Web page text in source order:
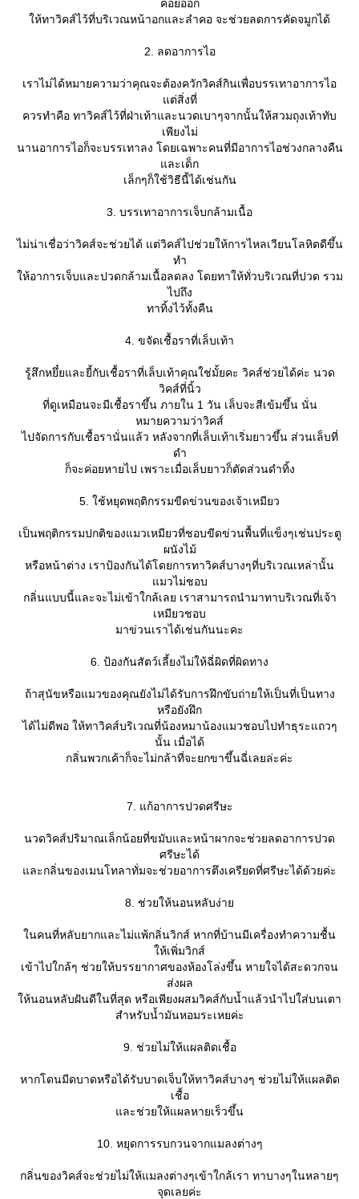
ค่อยออก
ห้ทาวิคส์ไว้ที่บริเวณหน้าอกและลำคอ จะช่วยลดการคัดจมูกได้
2. ลดอาการไอ
เราไม่ได้หมายความว่าคุณจะต้องควักวิคส์กินเพื่อบรรเทาอาการไอ
ต่สิ่งที่
ควรทำคือ ทาวิคส์ไว้ที่ฝ่าเท้าและนวดเบาๆจากนั้นให้สวมถุงเท้าทับ
เพียงไม่
นานอาการไอก็จะบรรเทาลง โดยเฉพาะคนที่มีอาการไอช่วงกลางคืน
ละเด็ก
เล็กๆก็ใช้วิธีนี้ได้เช่นกัน
3. บรรเทาอาการเจ็บกล้ามเนื้อ
ไม่น่าเชื่อว่าวิคส์จะช่วยได้ แต่วิคส์ไปช่วยให้การไหลเวียนโลหิตดีขึ้น
ทำ
ห้อาการเจ็บและปวดกล้ามเนื้อลดลง โดยทาให้ทั่วบริเวณที่ปวด รวม
ไปถึง
ทาทิ้งไว้ทั้งคืน
4. ขจัดเชื้อราที่เล็บเท้า
รู้สึกหยึ๋ยและยี้กับเชื้อราที่เล็บเท้าคุณใช่มั้ยคะ วิคส์ช่วยได้ค่ะ นวด
วิคส์ที่นิ้ว
ที่ดูเหมือนจะมีเชื้อราขึ้น ภายใน 1 วัน เล็บจะสีเข้มขึ้น นั่น
หมายความว่าวิคส์
ไปจัดการกับเชื้อรานั่นแล้ว หลังจากที่เล็บเท้าเริ่มยาวขึ้น ส่วนเล็บที่
ดำ
ก็จะค่อยหายไป เพราะเมื่อเล็บยาวก็ตัดส่วนดำทิ้ง
5. ใช้หยุดพฤติกรรมขีดข่วนของเจ้าเหมียว
เป็นพฤติกรรมปกติของแมวเหมียวที่ชอบขีดข่วนพื้นที่แข็งๆเช่นประตู
ผนังไม้
หรือหน้าต่าง เราป้องกันได้โดยการทาวิคส์บางๆที่บริเวณเหล่านั้น
มวไม่ชอบ
กลิ่นแบบนี้และจะไม่เข้าใกล้เลย เราสามารถนำมาทาบริเวณที่เจ้า
เหมียวชอบ
มาข่วนเราได้เช่นกันนะคะ
6. ป้องกันสัตว์เลี้ยงไม่ให้ฉี่ผิดที่ผิดทาง
ถ้าสุนัขหรือแมวของคุณยังไม่ได้รับการฝึกขับถ่ายให้เป็นที่เป็นทาง
หรือยังฝึก
ได้ไม่ดีพอ ให้ทาวิคส์บริเวณที่น้องหมาน้องแมวชอบไปทำธุระแถวๆ
นั้น เมื่อได้
กลิ่นพวกเค้าก็จะไม่กล้าที่จะยกขาขึ้นฉี่เลยล่ะค่ะ
7. แก้อาการปวดศรีษะ
นวดวิคส์ปริมาณเล็กน้อยที่ขมับและหน้าผากจะช่วยลดอาการปวด
ศรีษะได้
ละกลิ่นของเมนโทลาทั่มจะช่วยอาการตึงเครียดที่ศรีษะได้ด้วยค่ะ
8. ช่วยให้นอนหลับง่า
นคนที่หลับยากและไม่แพ้กลิ่นวิกส์ หากที่บ้านมีเครื่องทำความชื้น
ห้เพิ่มวิกส์
เข้าไปใกล้ๆ ช่วยให้บรรยากาศของห้องโล่งขึ้น หายใจได้สะดวกจน
ส่งผล
ห้นอนหลับฝันดีในที่สุด หรือเพียงผสมวิคส์กับน้ำแล้วนำไปใส่บนเตา
สำหรับน้ำมันหอมระเหยค่ะ
9. ช่วยไม่ให้แผลติดเชื้อ
หากโดนมีดบาดหรือได้รับบาดเจ็บให้ทาวิคส์บางๆ ช่วยไม่ให้แผลติด
เชื้อ
ละช่วยให้แผลหายเร็วขึ้น
10. หยุดการรบกวนจากแมลงต่างๆ
กลิ่นของวิคส์จะช่วยไม่ให้แมลงต่างๆเข้าใกล้เรา ทาบางๆในหลายๆ
จุดเลยค่ะ